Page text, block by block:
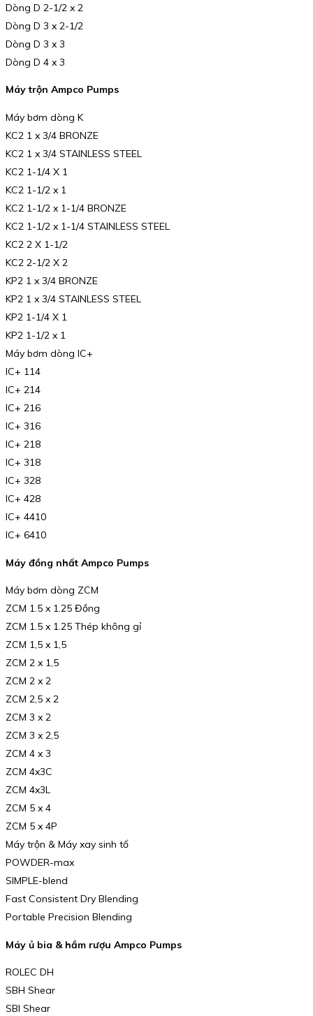
Dòng D 2-1/2 x 2
Dòng D 3 x 2-1/2
Dòng D 3 x 3
Dòng D 4 x 3
Máy trộn Ampco Pumps
Máy bơm dòng K
KC2 1 x 3/4 BRONZE
KC2 1 x 3/4 STAINLESS STEEL
KC2 1-1/4 X 1
KC2 1-1/2 x 1
KC2 1-1/2 x 1-1/4 BRONZE
KC2 1-1/2 x 1-1/4 STAINLESS STEEL
KC2 2 X 1-1/2
KC2 2-1/2 X 2
KP2 1 x 3/4 BRONZE
KP2 1 x 3/4 STAINLESS STEEL
KP2 1-1/4 X 1
KP2 1-1/2 x 1
Máy bơm dòng IC+
IC+ 114
IC+ 214
IC+ 216
IC+ 316
IC+ 218
IC+ 318
IC+ 328
IC+ 428
IC+ 4410
IC+ 6410
Máy đồng nhất Ampco Pumps
Máy bơm dòng ZCM
ZCM 1.5 x 1.25 Đồng
ZCM 1.5 x 1.25 Thép không gỉ
ZCM 1,5 x 1,5
ZCM 2 x 1,5
ZCM 2 x 2
ZCM 2,5 x 2
ZCM 3 x 2
ZCM 3 x 2,5
ZCM 4 x 3
ZCM 4x3C
ZCM 4x3L
ZCM 5 x 4
ZCM 5 x 4P
Máy trộn & Máy xay sinh tố
POWDER-max
SIMPLE-blend
Fast Consistent Dry Blending
Portable Precision Blending
Máy ủ bia & hầm rượu Ampco Pumps
ROLEC DH
SBH Shear
SBI Shear